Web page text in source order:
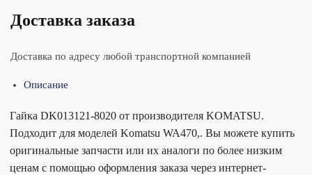
Доставка заказа
Доставка по адресу любой транспортной компанией
Описание
Гайка DK013121-8020 от производителя KOMATSU.
Подходит для моделей Komatsu WA470,. Вы можете купить
оригинальные запчасти или их аналоги по более низким
ценам с помощью оформления заказа через интернет-